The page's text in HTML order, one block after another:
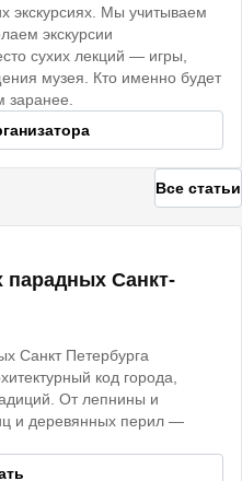
экскурсиях. Мы учитываем
экскурсии
сухих лекций — игры,
музея. Кто именно будет
заранее.
Все статьи
парадных Санкт-
Санкт Петербурга
код города,
От лепнины и
и деревянных перил —